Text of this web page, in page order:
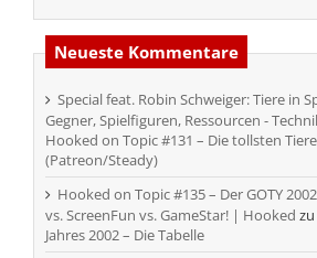
Neueste Kommentare
Special feat. Robin Schweiger: Tiere in
Gegner, Spielfiguren, Ressourcen -
Hooked on Topic #131 – Die tollsten
(Patreon/Steady)
Hooked on Topic #135 – Der GOTY
vs. ScreenFun vs. GameStar! | Hooked zu
Jahres 2002 – Die Tabelle